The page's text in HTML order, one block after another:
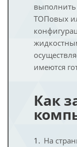
выполнить
ТОПовых
имеются
Как
На